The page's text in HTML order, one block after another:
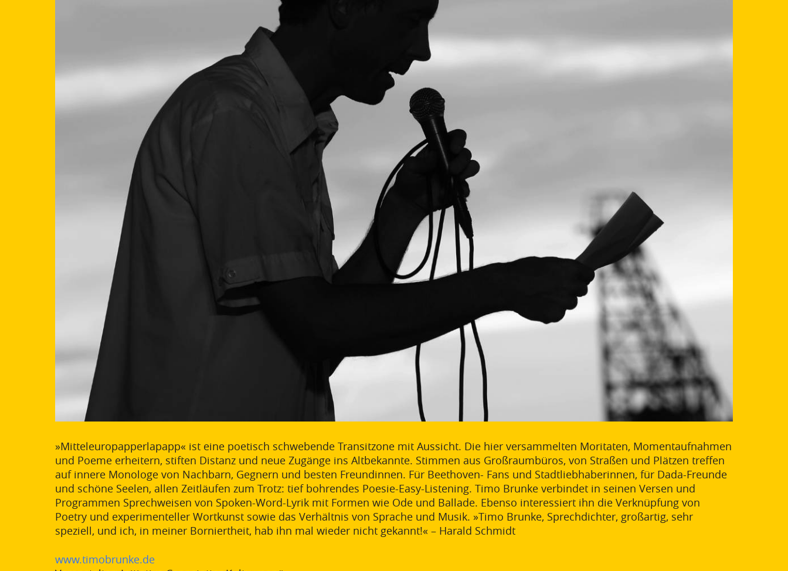
»Mitteleuropapperlapapp« ist eine poetisch schwebende Transitzone mit Aussicht. Die hier versammelten Moritaten, Momentaufnahmen
und Poeme erheitern, stiften Distanz und neue Zugänge ins Altbekannte. Stimmen aus Großraumbüros, von Straßen und Plätzen treffen
auf innere Monologe von Nachbarn, Gegnern und besten Freundinnen. Für Beethoven- Fans und Stadtliebhaberinnen, für Dada-Freunde
und schöne Seelen, allen Zeitläufen zum Trotz: tief bohrendes Poesie-Easy-Listening. Timo Brunke verbindet in seinen Versen und
Programmen Sprechweisen von Spoken-Word-Lyrik mit Formen wie Ode und Ballade. Ebenso interessiert ihn die Verknüpfung von
Poetry und experimenteller Wortkunst sowie das Verhältnis von Sprache und Musik. »Timo Brunke, Sprechdichter, großartig, sehr
speziell, und ich, in meiner Borniertheit, hab ihn mal wieder nicht gekannt!« – Harald Schmidt
www.timobrunke.de